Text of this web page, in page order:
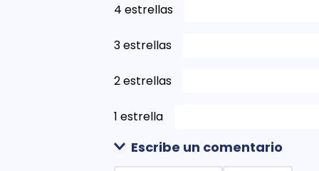
4 estrellas
3 estrellas
2 estrellas
1 estrella
Escribe un comentario